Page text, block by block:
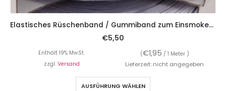
Elastisches Rüschenband / Gummiband zum Einsmoken, 25 mm breit, 5 Meter
€5,50
Enthält 19% MwSt. (€1,95 / 1 Meter )
zzgl. Versand Lieferzeit: nicht angegeben
AUSFÜHRUNG WÄHLEN